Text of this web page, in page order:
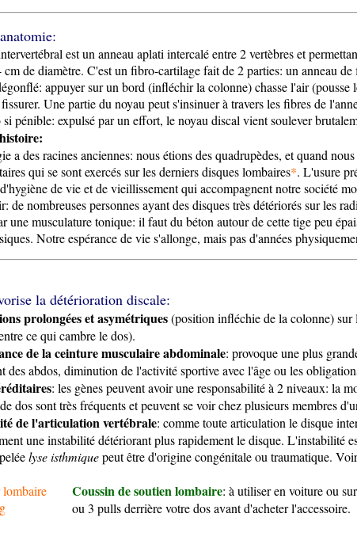
est un anneau aplati intercalé entre 2 vertèbres et
de diamètre. C'est un fibro-cartilage fait de 2 parties: un anneau
appuyer sur un bord (infléchir la colonne) chasse l'air
Une partie du noyau peut s'insinuer à travers les fibres de
pénible: expulsé par un effort, le noyau discal vient soulever
a des racines anciennes: nous étions des quadrupèdes, et quand
qui se sont exercés sur les derniers disques lombaires*. L'usure
de vie et de vieillissement qui accompagnent notre société
de nombreuses personnes ayant des disques très détériorés sur les
une musculature tonique: il faut du béton autour de cette tige peu
Notre espérance de vie s'allonge, mais pas d'années
la détérioration discale:
prolongées et asymétriques(position infléchie de la colonne)
ce qui cambre le dos).
de la ceinture musculaire abdominale: provoque une plus
des abdos, diminution de l'activité sportive avec l'âge ou les
: les gènes peuvent avoir une responsabilité à 2 niveaux: la
dos sont très fréquents et peuvent se voir chez plusieurs membres
de l'articulation vertébrale: comme toute articulation le disque
une instabilité détériorant plus rapidement le disque. L'instabilité
lyse isthmiquepeut être d'origine congénitale ou traumatique.
Coussin de soutien lombaire: à utiliser en voiture ou
ou 3 pulls derrière votre dos avant d'acheter l'accessoire.